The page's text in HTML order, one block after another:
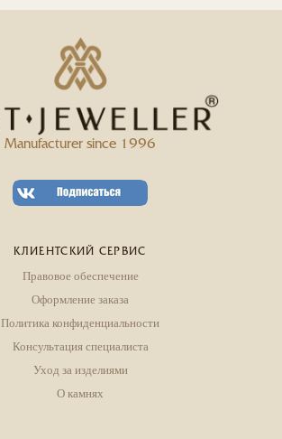
Manufacturer since 1996
КЛИЕНТСКИЙ СЕРВИС
Правовое обеспечение
Оформление заказа
Политика конфиденциальности
Консультация специалиста
Уход за изделиями
О камнях